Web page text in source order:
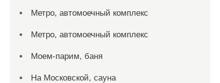
Метро, автомоечный комплекс
Метро, автомоечный комплекс
Моем-парим, баня
На Московской, сауна